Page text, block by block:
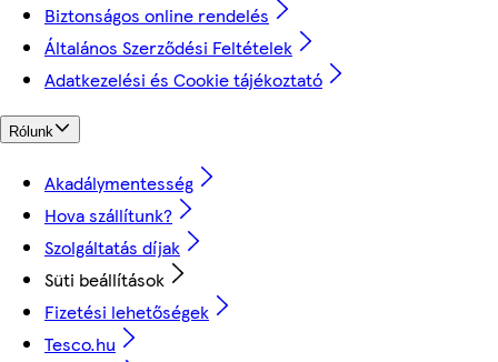
Biztonságos online rendelés
Általános Szerződési Feltételek
Adatkezelési és Cookie tájékoztató
Rólunk
Akadálymentesség
Hova szállítunk?
Szolgáltatás díjak
Süti beállítások
Fizetési lehetőségek
Tesco.hu